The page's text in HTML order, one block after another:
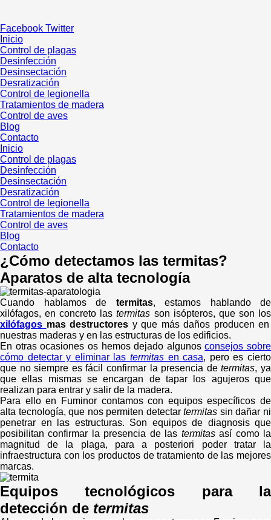
al
contenido
Facebook Twitter
Inicio
Control de plagas
Desinfección
Desinsectación
Desratización
Control de legionella
Tratamientos de madera
Control de aves
Blog
Contacto
Inicio
Control de plagas
Desinfección
Desinsectación
Desratización
Control de legionella
Tratamientos de madera
Control de aves
Blog
Contacto
¿Cómo detectamos las termitas?
Aparatos de alta tecnología
Cuando hablamos de termitas, estamos hablando de
xilófagos, en concreto lastermitas son isópteros, que son los
xilófagos mas destructores y que más daños producen en
nuestras maderas y en las estructuras de los edificios.
En otras ocasiones os hemos dejado algunosconsejos sobre
cómo detectar y eliminar las termitas en casa, pero es cierto
que no siempre es fácil confirmar la presencia determitas, ya
que ellas mismas se encargan de tapar los agujeros que
realizan para entrar y salir de la madera.
Para ello en Fuminor contamos con equipos específicos de
alta tecnología, que nos permiten detectartermitas sin dañar ni
penetrar en las estructuras. Son equipos de diagnosis que
posibilitan confirmar la presencia de las termitasasí como la
magnitud de la plaga, para a posteriori poder tratar la
infraestructura con los productos de tratamiento de las mejores
marcas.
Equipos tecnológicos para la
detección de termitas